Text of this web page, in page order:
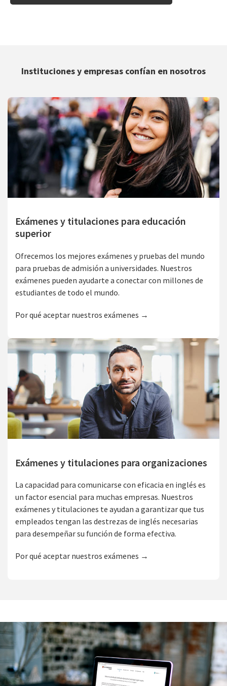
Instituciones y empresas confían en nosotros
Exámenes y titulaciones para educación
superior
Ofrecemos los mejores exámenes y pruebas del mundo
para pruebas de admisión a universidades. Nuestros
exámenes pueden ayudarte a conectar con millones de
estudiantes de todo el mundo.
Por qué aceptar nuestros exámenes →
Exámenes y titulaciones para organizaciones
La capacidad para comunicarse con eficacia en inglés es
un factor esencial para muchas empresas. Nuestros
exámenes y titulaciones te ayudan a garantizar que tus
empleados tengan las destrezas de inglés necesarias
para desempeñar su función de forma efectiva.
Por qué aceptar nuestros exámenes →